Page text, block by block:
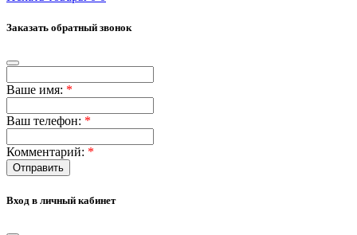
Заказать обратный звонок
Ваше имя: *
Ваш телефон: *
Комментарий: *
Отправить
Вход в личный кабинет